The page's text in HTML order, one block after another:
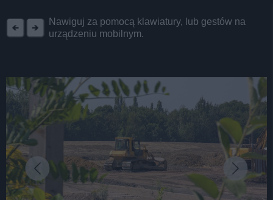
Nawiguj za pomocą klawiatury, lub gestów na
urządzeniu mobilnym.